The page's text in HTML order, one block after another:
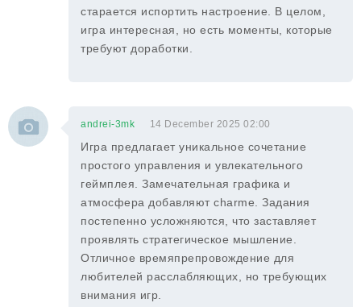
старается испортить настроение. В целом,
игра интересная, но есть моменты, которые
требуют доработки.
andrei-3mk 14 December 2025 02:00
Игра предлагает уникальное сочетание
простого управления и увлекательного
геймплея. Замечательная графика и
атмосфера добавляют charme. Задания
постепенно усложняются, что заставляет
проявлять стратегическое мышление.
Отличное времяпрепровождение для
любителей расслабляющих, но требующих
внимания игр.